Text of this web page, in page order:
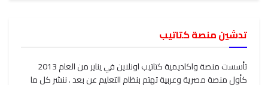
تدشين منصة كتاتيب
تأسست منصة واكاديمية كتاتيب اونلاين في يناير من العام 2013
كأول منصة مصرية وعربية تهتم بنظام التعليم عن بعد . ننشر كل ما